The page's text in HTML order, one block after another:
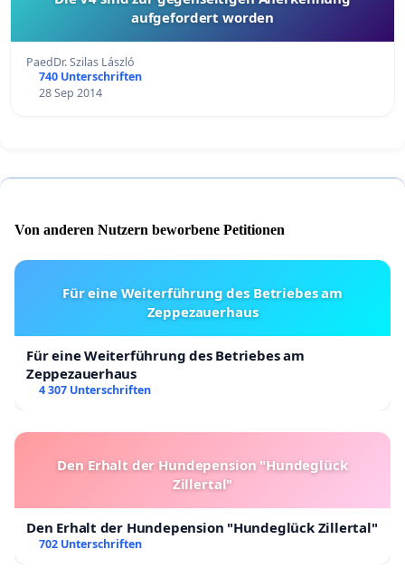
aufgefordert worden
PaedDr. Szilas László
740 Unterschriften
28 Sep 2014
Von anderen Nutzern beworbene Petitionen
Für eine Weiterführung des Betriebes am
Zeppezauerhaus
Für eine Weiterführung des Betriebes am
Zeppezauerhaus
4 307 Unterschriften
Den Erhalt der Hundepension "Hundeglück
Zillertal"
Den Erhalt der Hundepension "Hundeglück Zillertal"
702 Unterschriften